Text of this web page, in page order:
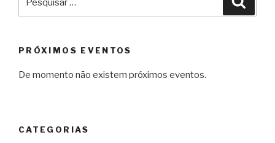
PRÓXIMOS EVENTOS
De momento não existem próximos eventos.
CATEGORIAS